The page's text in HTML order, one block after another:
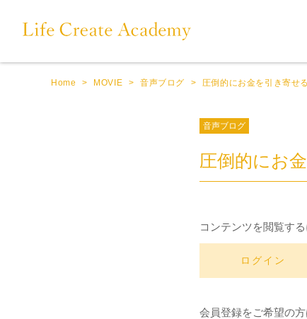
Home > MOVIE > 音声ブログ > 圧倒的にお金を引き寄せ
音声ブログ
圧倒的にお
コンテンツを閲覧す
ログイン
会員登録をご希望の